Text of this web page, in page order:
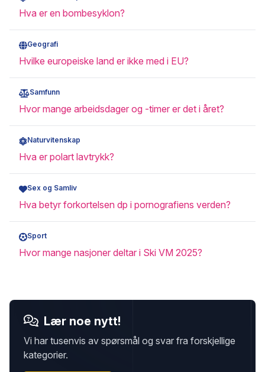
Hva er en bombesyklon?
Geografi
Hvilke europeiske land er ikke med i EU?
Samfunn
Hvor mange arbeidsdager og -timer er det i året?
Naturvitenskap
Hva er polart lavtrykk?
Sex og Samliv
Hva betyr forkortelsen dp i pornografiens verden?
Sport
Hvor mange nasjoner deltar i Ski VM 2025?
Lær noe nytt!
Vi har tusenvis av spørsmål og svar fra forskjellige
kategorier.